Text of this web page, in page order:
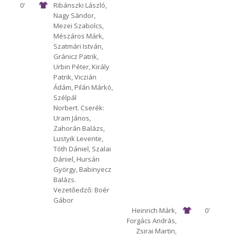
1912 Előre
0'
Ribánszki László,
Nagy Sándor,
Mezei Szabolcs,
Mészáros Márk,
Szatmári István,
Gránicz Patrik,
Urbin Péter, Király
Patrik, Viczián
Ádám, Pilán Márkó,
Szélpál
Norbert. Cserék:
Uram János,
Zahorán Balázs,
Lustyik Levente,
Tóth Dániel, Szalai
Dániel, Hursán
György, Babinyecz
Balázs.
Vezetőedző: Boér
Gábor
0'
Heinrich Márk,
Forgács András,
Zsirai Martin,